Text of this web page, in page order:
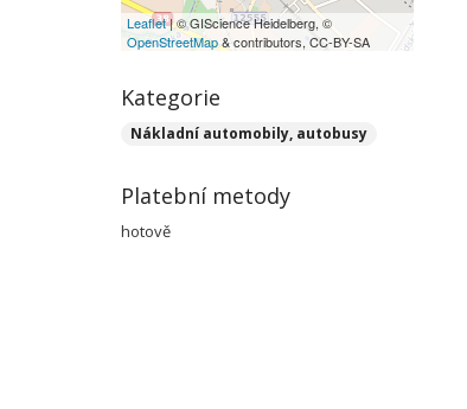
Leaflet| © GIScience Heidelberg, ©
OpenStreetMap& contributors, CC-BY-SA
Kategorie
Nákladní automobily, autobusy
Platební metody
hotově